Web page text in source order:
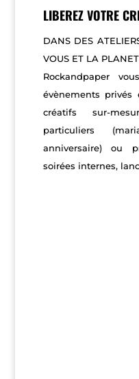
LIBEREZ VOTRE
DANS DES
VOUS ET LA
Rockandpaper
évènements privés
créatifs sur-
particuliers
anniversaire) ou
soirées internes,